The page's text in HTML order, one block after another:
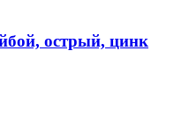
острый, цинк